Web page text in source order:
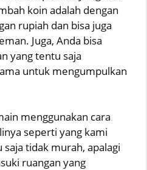
koin adalah dengan
rupiah dan bisa juga
Juga, Anda bisa
yang tentu saja
untuk mengumpulkan
menggunakan cara
seperti yang kami
tidak murah, apalagi
ruangan yang